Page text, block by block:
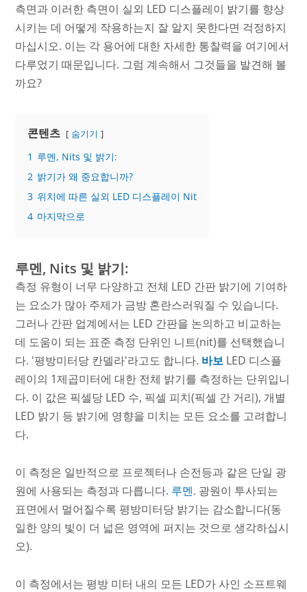
측면과 이러한 측면이 실외 LED 디스플레이 밝기를 향상
시키는 데 어떻게 작용하는지 잘 알지 못한다면 걱정하지
마십시오. 이는 각 용어에 대한 자세한 통찰력을 여기에서
다루었기 때문입니다. 그럼 계속해서 그것들을 발견해 볼
까요?
콘텐츠 숨기기
1 루멘, Nits 및 밝기:
2 밝기가 왜 중요합니까?
3 위치에 따른 실외 LED 디스플레이 Nit
4 마지막으로
루멘, Nits 및 밝기:
측정 유형이 너무 다양하고 전체 LED 간판 밝기에 기여하
는 요소가 많아 주제가 금방 혼란스러워질 수 있습니다.
그러나 간판 업계에서는 LED 간판을 논의하고 비교하는
데 도움이 되는 표준 측정 단위인 니트(nit)를 선택했습니
다. '평방미터당 칸델라'라고도 합니다. 바보 LED 디스플
레이의 1제곱미터에 대한 전체 밝기를 측정하는 단위입니
다. 이 값은 픽셀당 LED 수, 픽셀 피치(픽셀 간 거리), 개별
LED 밝기 등 밝기에 영향을 미치는 모든 요소를 고려합니
다.
이 측정은 일반적으로 프로젝터나 손전등과 같은 단일 광
원에 사용되는 측정과 다릅니다. 루멘. 광원이 투사되는
표면에서 멀어질수록 평방미터당 밝기는 감소합니다(동
일한 양의 빛이 더 넓은 영역에 퍼지는 것으로 생각하십시
오).
이 측정에서는 평방 미터 내의 모든 LED가 사인 소프트웨